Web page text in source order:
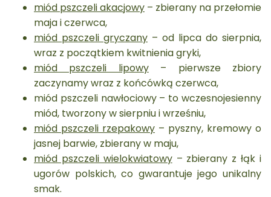
miód pszczeli akacjowy – zbierany na przełomie
maja i czerwca,
miód pszczeli gryczany – od lipca do sierpnia,
wraz z początkiem kwitnienia gryki,
miód pszczeli lipowy– pierwsze zbiory
zaczynamy wraz z końcówką czerwca,
miód pszczeli nawłociowy – to wczesnojesienny
miód, tworzony w sierpniu i wrześniu,
miód pszczeli rzepakowy – pyszny, kremowy o
jasnej barwie, zbierany w maju,
miód pszczeli wielokwiatowy– zbierany z łąk i
ugorów polskich, co gwarantuje jego unikalny
smak.